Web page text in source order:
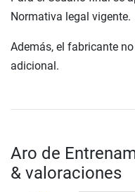
Normativa legal vigente.
Además, el fabricante
adicional.
Aro de
& valoraciones